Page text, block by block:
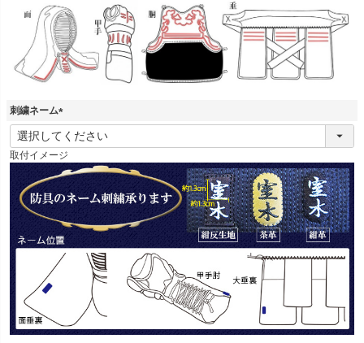
刺繍ネーム
(
必
須
)
取付イメージ